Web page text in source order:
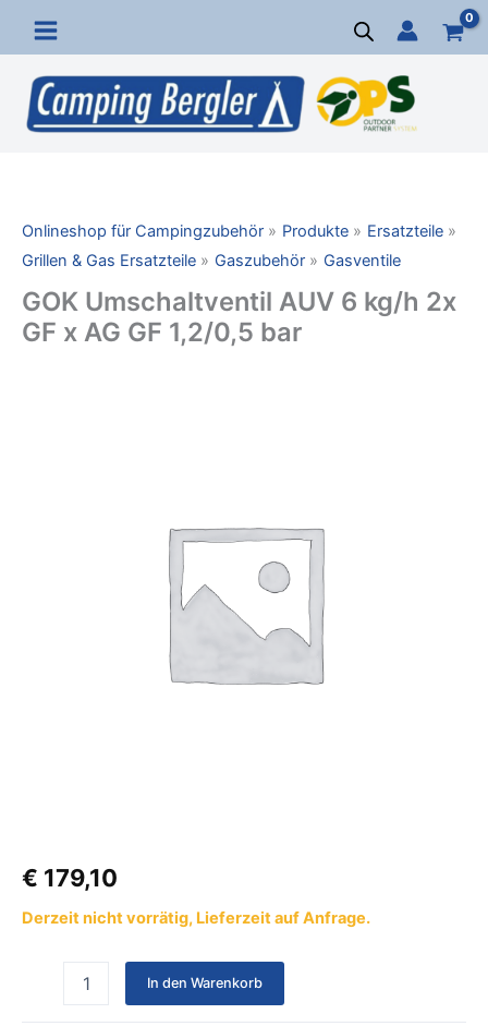
Inhalt
springen
Onlineshop für Campingzubehör Produkte
Ersatzteile
Grillen & Gas Ersatzteile
Gaszubehör Gasventile
GOK Umschaltventil AUV 6 kg/h 2x
GF x AG GF 1,2/0,5 bar
€ 179,10
Derzeit nicht vorrätig, Lieferzeit auf Anfrage.
In den Warenkorb